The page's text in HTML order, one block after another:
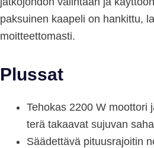
paksuinen kaapeli on hankittu,
moitteettomasti.
Plussat
Tehokas 2200 W moottori
terä takaavat sujuvan
Säädettävä pituusrajoitin